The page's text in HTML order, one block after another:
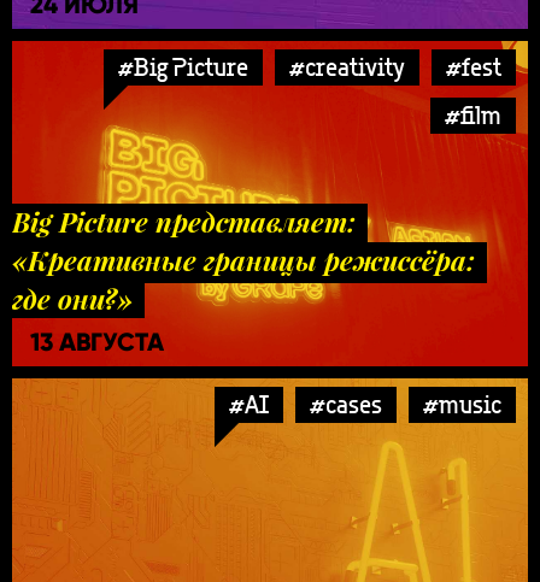
#Big Picture #creativity
#fest
#film
Big Picture представляет:
«Креативные границы режиссёра:
где они?»
13 АВГУСТА
#AI #cases #music